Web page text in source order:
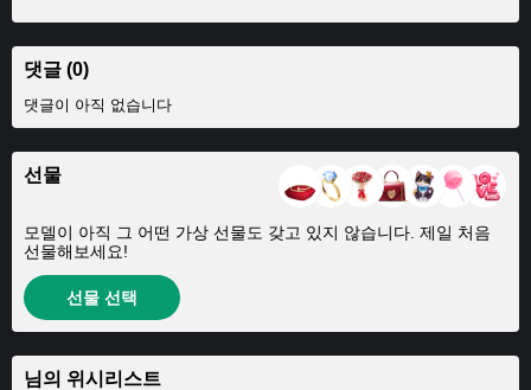
댓글 (0)
댓글이 아직 없습니다
선물
모델이 아직 그 어떤 가상 선물도 갖고 있지 않습니다. 제일 처음
선물해보세요!
선물 선택
님의 위시리스트